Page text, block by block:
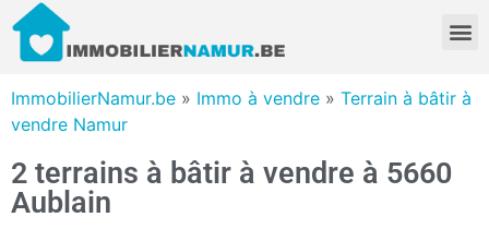
ImmobilierNamur.be » Immo à vendre » Terrain à bâtir à
vendre Namur
2 terrains à bâtir à vendre à 5660
Aublain